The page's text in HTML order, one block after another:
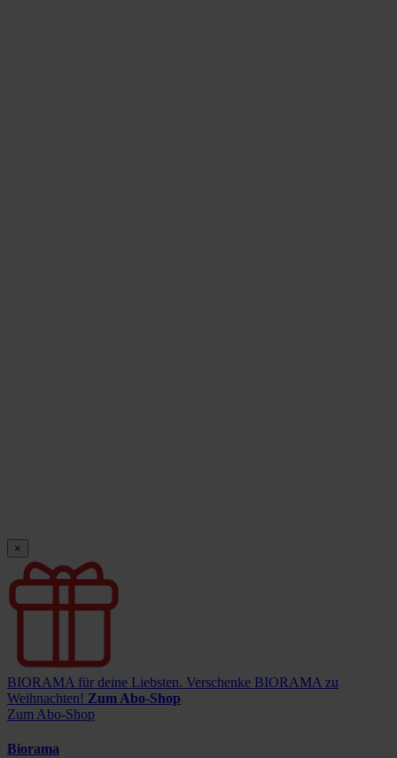
×
BIORAMA für deine Liebsten. Verschenke BIORAMA zu
Weihnachten! Zum Abo-Shop
Zum Abo-Shop
Biorama